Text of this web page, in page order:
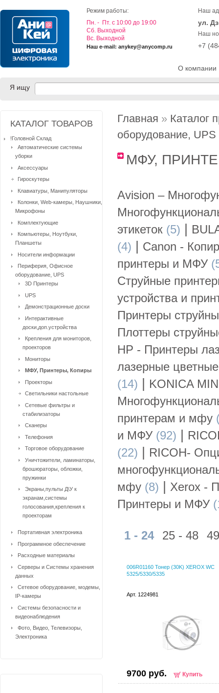
О компании
Режим работы:
Пн. - Пт. с 10:00 до 19:00
Cб. Выходной
Вс. Выходной
Наш e-mail: anykey@anycomp.ru
Наш
ул.
Наш
+7
Я ищу
Главная » Каталог
оборудование, UPS
МФУ,
Avision –
этикеток (5)
(4)
Canon -
принтеры и МФУ
Струйные
устройства и
Принтеры
Плоттеры
HP - Принтеры
лазерные
(14)
KONICA
принтерам и мфу
и МФУ (92)
(22)
RICOH-
мфу (8)
Xerox -
Принтеры и МФУ
1 - 24 25 - 48
006R01160 Тонер (30K) XEROX WC
5325/5330/5335
Арт. 1224981
9700 руб. Купить
КАТАЛОГ ТОВАРОВ
!Головной Склад
Автоматические системы
уборки
Аксессуары
Гироскутеры
Клавиатуры, Манипуляторы
Колонки, Web-камеры, Наушники,
Микрофоны
Комплектующие
Компьютеры, Ноутбуки,
Планшеты
Носители информации
Периферия, Офисное
оборудование, UPS
3D Принтеры
UPS
Демонстрационные доски
Интерактивные
доски,доп.устройства
Крепления для мониторов,
проекторов
Мониторы
МФУ, Принтеры, Копиры
Проекторы
Светильники настольные
Сетевые фильтры и
стабилизаторы
Сканеры
Телефония
Торговое оборудование
Уничтожители, ламинаторы,
брошюраторы, обложки,
пружинки
Экраны,пульты Д\У к
экранам,системы
голосования,крепления к
проекторам
Портативная электроника
Программное обеспечение
Расходные материалы
Серверы и Системы хранения
данных
Сетевое оборудование, модемы,
IP-камеры
Системы безопасности и
видеонаблюдения
Фото, Видео, Телевизоры,
Электроника